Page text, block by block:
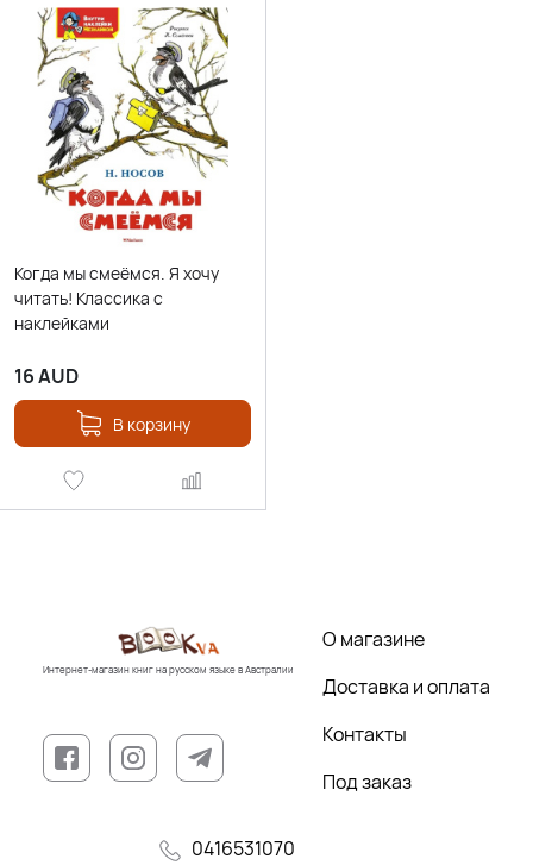
Когда мы смеёмся. Я хочу
читать! Классика с
наклейками
16AUD
В корзину
Интернет-магазин книг на русском языке в Австралии
О магазине
Доставка и оплата
Контакты
Под заказ
0416531070